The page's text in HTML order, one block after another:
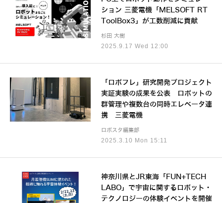
2025.9.17 Wed 12:00
ション 三菱電機「MELSOFT RT
ToolBox3」が工数削減に貢献
杉田 大樹
2025.3.10 Mon 15:11
「ロボフレ」研究開発プロジェクト
実証実験の成果を公表 ロボットの
群管理や複数台の同時エレベータ連
携 三菱電機
ロボスタ編集部
神奈川県とJR東海「FUN+TECH
LABO」で宇宙に関するロボット・
テクノロジーの体験イベントを開催